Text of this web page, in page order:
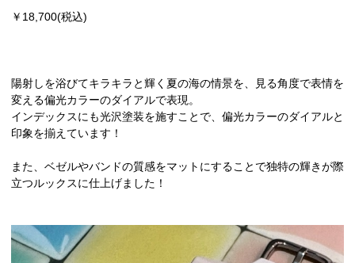
￥18,700(税込)
陽射しを浴びてキラキラと輝く夏の海の情景を、見る角度で表情を
変える偏光カラーのダイアルで表現。
インデックスにも光沢塗装を施すことで、偏光カラーのダイアルと
印象を揃えています！
また、ベゼルやバンドの質感をマットにすることで独特の輝きが際
立つルックスに仕上げました！